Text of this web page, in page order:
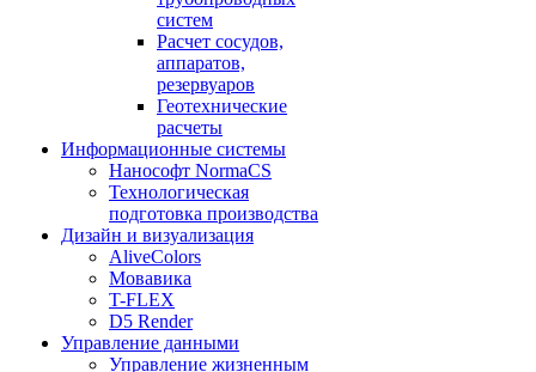
систем
Расчет сосудов,
аппаратов,
резервуаров
Геотехнические
расчеты
Информационные системы
Нанософт NormaCS
Технологическая
подготовка производства
Дизайн и визуализация
AliveColors
Мовавика
T-FLEX
D5 Render
Управление данными
Управление жизненным